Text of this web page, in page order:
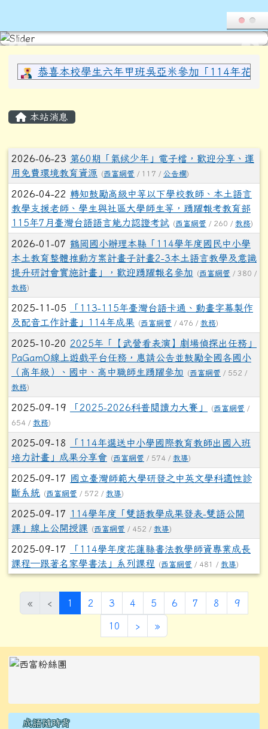
花蓮縣光復鄉西富國民小學全球資
上中區域內容
恭喜本校學生六年甲班吳亞米參加「114年花
本站消息
文章列表
2026-06-23 第60期「氣候少年」電子檔，歡迎分享、運
用免費環境教育資源
(西富網管 / 117 / 公告欄)
2026-04-22 轉知鼓勵高級中等以下學校教師、本土語言
教學支援老師、學生與社區大學師生等，踴躍報考教育部
115年7月臺灣台語語言能力認證考試 (西富網管 / 260 / 教務)
2026-01-07 鶴岡國小辦理本縣「114學年度國民中小學
本土教育整體推動方案計畫子計畫2-3本土語言教學及意識
提升研討會實施計畫」，歡迎踴躍報名參加
(西富網管 / 380 /
教務)
2025-11-05
「113-115年臺灣台語卡通、動畫字幕製作
及配音工作計畫」114年成果
(西富網管 / 476 / 教務)
2025-10-20 2025年「【武營看表演】劇場偵探出任務」
PaGamO線上遊戲平台任務，惠請公告並鼓勵全國各國小
（高年級）、國中、高中職師生踴躍參加
(西富網管 / 552 /
教務)
2025-09-19 「2025-2026科普閱讀力大賽」 (西富網管 /
654 / 教務)
2025-09-18
「114年選送中小學國際教育教師出國入班
培力計畫」成果分享會 (西富網管 / 574 / 教導)
2025-09-17 國立臺灣師範大學研發之中英文學科適性診
斷系統 (西富網管 / 572 / 教導)
2025-09-17
114學年度「雙語教學成果發表-雙語公開
課」線上公開授課
(西富網管 / 452 / 教導)
2025-09-17
「114學年度花蓮縣書法教學師資專業成長
課程─跟著名家學書法」系列課程
(西富網管 / 481 / 教導)
« ‹ 1 (目前頁次)
2 3 4 5 6 7 8 9
10 ›下一頁
»最後頁
左邊區域內容
成語隨時背
頁尾區域